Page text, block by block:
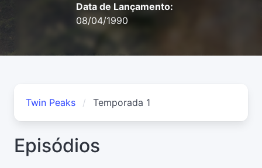
Data de Lançamento:
08/04/1990
Twin Peaks Temporada 1
Episódios